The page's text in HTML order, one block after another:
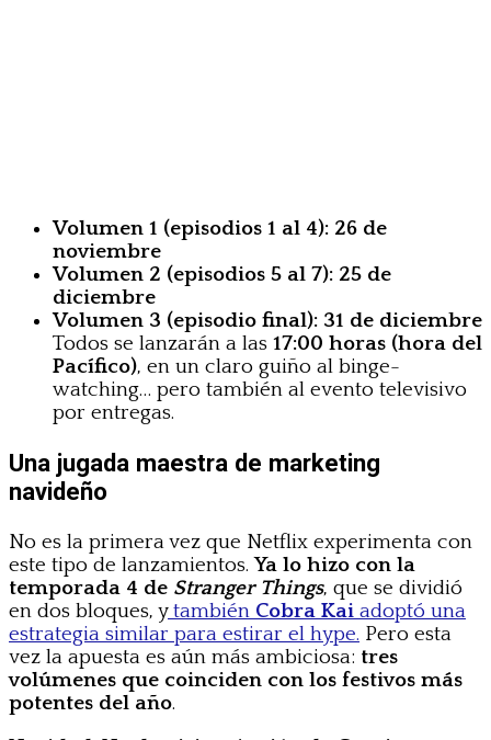
Volumen 1 (episodios 1 al 4): 26 de
noviembre
Volumen 2 (episodios 5 al 7): 25 de
diciembre
Volumen 3 (episodio final): 31 de diciembre
Todos se lanzarán a las 17:00 horas (hora del
Pacífico), en un claro guiño al binge-
watching… pero también al evento televisivo
por entregas.
Una jugada maestra de marketing
navideño
No es la primera vez que Netflix experimenta con
este tipo de lanzamientos.Ya lo hizo con la
temporada 4 de Stranger Things, que se dividió
en dos bloques, ytambién Cobra Kai adoptó una
estrategia similar para estirar el hype. Pero esta
vez la apuesta es aún más ambiciosa: tres
volúmenes que coinciden con los festivos más
potentes del año.